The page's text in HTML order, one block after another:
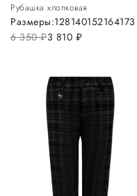
Рубашка хлопковая
6 350руб.3 810 руб.
Размеры:128140152164173